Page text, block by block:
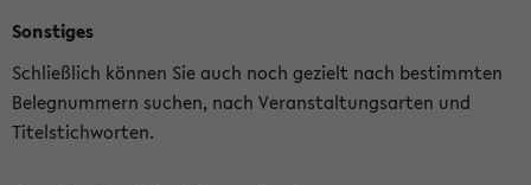
Sonstiges
Schließlich können Sie auch noch gezielt nach bestimmten
Belegnummern suchen, nach Veranstaltungsarten und
Titelstichworten.